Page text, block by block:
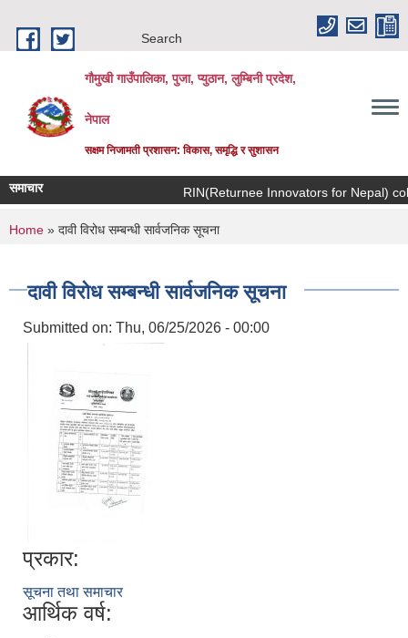
Search
गौमुखी गाउँपालिका, पुजा, प्युठान, लुम्बिनी प्रदेश,
नेपाल
सक्षम निजामती प्रशासन: विकास, समृद्धि र सुशासन
समाचार
You are here
Home » दावी विरोध सम्बन्धी सार्वजनिक सूचना
दावी विरोध सम्बन्धी सार्वजनिक सूचना
Submitted on: Thu, 06/25/2026 - 00:00
प्रकार:
सूचना तथा समाचार
आर्थिक वर्ष: